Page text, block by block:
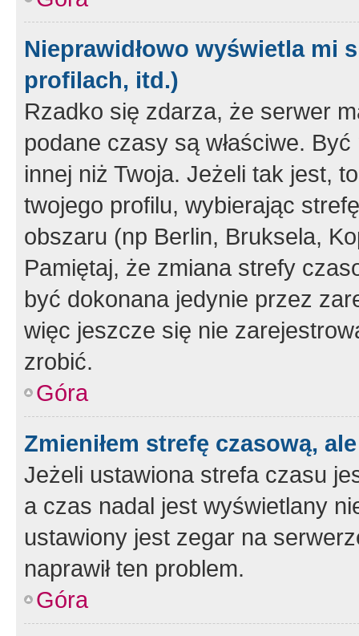
Nieprawidłowo wyświetla mi
profilach, itd.)
Rzadko się zdarza, że serwer
podane czasy są właściwe.
innej niż Twoja. Jeżeli tak jest,
twojego profilu, wybierając
obszaru (np Berlin, Bruksela,
Pamiętaj, że zmiana strefy
być dokonana jedynie przez
więc jeszcze się nie
zrobić.
Góra
Zmieniłem strefę czasową,
Jeżeli ustawiona strefa czasu
a czas nadal jest wyświetlany
ustawiony jest zegar na
naprawił ten problem.
Góra